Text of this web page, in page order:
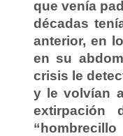
que venía
décadas
anterior, en
en su
crisis le
y le volvían
extirpación